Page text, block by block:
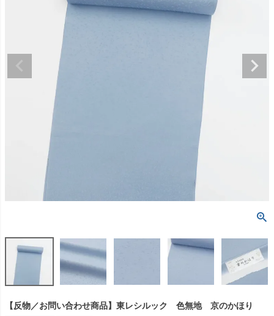
【反物／お問い合わせ商品】東レシルック 色無地 京のかほり